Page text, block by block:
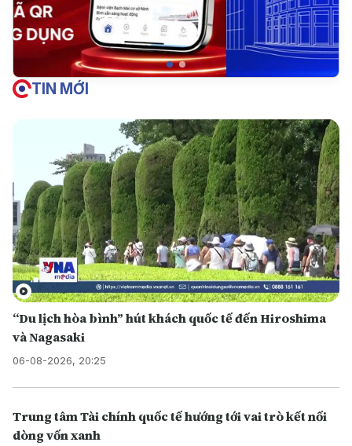
TIN MỚI
“Du lịch hòa bình” hút khách quốc tế đến Hiroshima
và Nagasaki
06-08-2026, 20:25
Trung tâm Tài chính quốc tế hướng tới vai trò kết nối
dòng vốn xanh